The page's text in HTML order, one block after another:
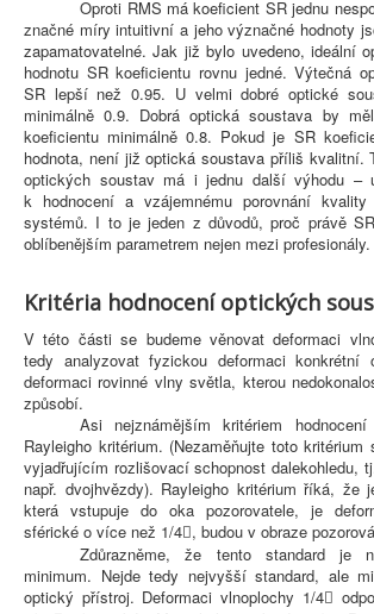
Oproti RMS má koeficient SR jednu
značné míry intuitivní a jeho význačné hodnoty
zapamatovatelné. Jak již bylo uvedeno, ideální
hodnotu SR koeficientu rovnu jedné. Výtečná
SR lepší než 0.95. U velmi dobré optické
minimálně 0.9. Dobrá optická soustava by
koeficientu minimálně 0.8. Pokud je SR
hodnota, není již optická soustava příliš kvalitní.
optických soustav má i jednu další výhodu –
k hodnocení a vzájemnému porovnání
systémů. I to je jeden z důvodů, proč právě
oblíbenějším parametrem nejen mezi profesionály.
Kritéria hodnocení optických
V této části se budeme věnovat deformaci
tedy analyzovat fyzickou deformaci konkrétní
deformaci rovinné vlny světla, kterou
způsobí.
Asi nejznámějším kritériem
Rayleigho kritérium. (Nezaměňujte toto kritérium
vyjadřujícím rozlišovací schopnost dalekohledu,
např. dvojhvězdy). Rayleigho kritérium říká, že
která vstupuje do oka pozorovatele, je
sférické o více než 1/4, budou v obraze
Zdůrazněme, že tento standard je
minimum. Nejde tedy nejvyšší standard, ale
optický přístroj. Deformaci vlnoplochy 1/4